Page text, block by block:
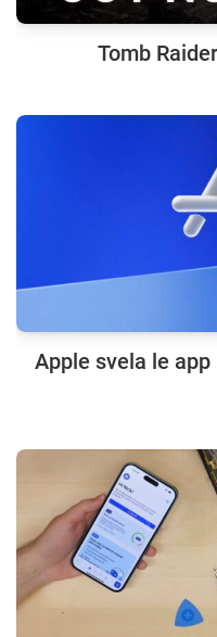
Tomb
Apple svela le